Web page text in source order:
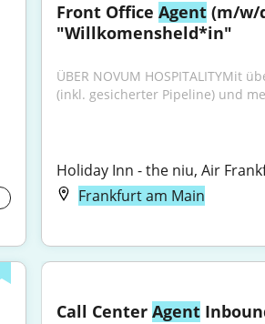
Front Office Agent (m/w/
"Willkomensheld*in"
ÜBER NOVUM HOSPITALITYMit
(inkl. gesicherter Pipeline) und
Holiday Inn - the niu, Air
Frankfurt am Main
Call Center Agent